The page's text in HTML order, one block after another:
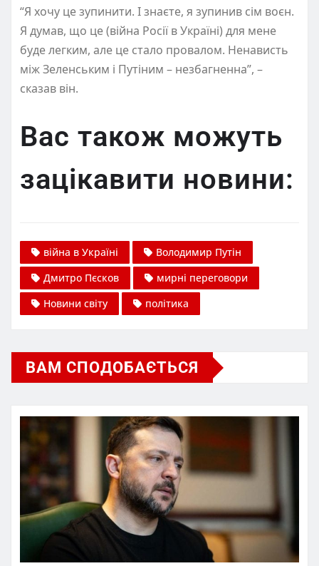
“Я хочу це зупинити. І знаєте, я зупинив сім воєн.
Я думав, що це (війна Росії в Україні) для мене
буде легким, але це стало провалом. Ненависть
між Зеленським і Путіним – незбагненна”, –
сказав він.
Вас також можуть
зацікавити новини:
війна в Україні
Володимир Путін
Дмитро Пєсков
мирні переговори
Новини світу
політика
ВАМ СПОДОБАЄТЬСЯ